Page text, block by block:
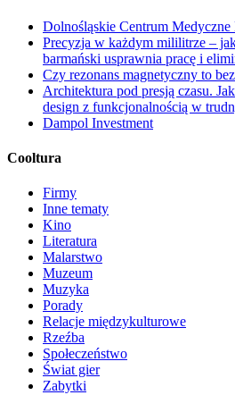
Dolnośląskie Centrum
Precyzja w każdym mililitrze –
barmański usprawnia pracę i
Czy rezonans magnetyczny to
Architektura pod presją czasu.
design z funkcjonalnością w
Dampol Investment
Cooltura
Firmy
Inne tematy
Kino
Literatura
Malarstwo
Muzeum
Muzyka
Porady
Relacje międzykulturowe
Rzeźba
Społeczeństwo
Świat gier
Zabytki